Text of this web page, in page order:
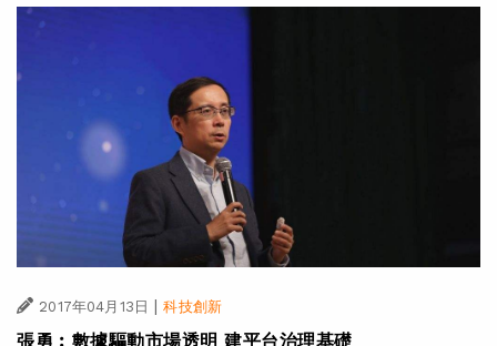
2017年04月13日 | 科技創新
張勇︰數據驅動市場透明 建平台治理基礎